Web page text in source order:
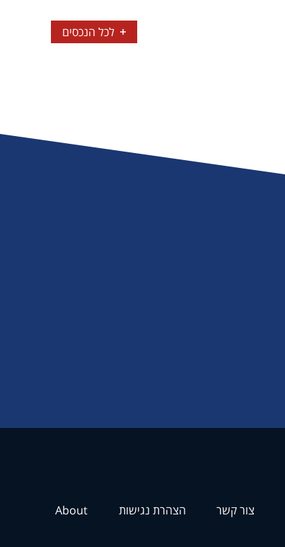
לכל הנכסים
צור קשר הצהרת נגישות About